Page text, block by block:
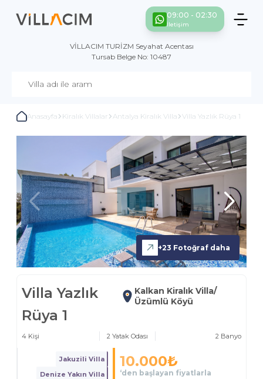
09:00 - 02:30
İletişim
VİLLACIM TURİZM Seyahat Acentası
Tursab Belge No: 10487
Anasayfa Kiralık Villalar Antalya Kiralık Villa Villa Yazlık Rüya 1
+23 Fotoğraf daha
Villa Yazlık
Rüya 1
Kalkan Kiralık Villa/
Üzümlü Köyü
4 Kişi 2 Yatak Odası 2 Banyo
Jakuzili Villa
Denize Yakın Villa
10.000₺
‘den başlayan fiyatlarla